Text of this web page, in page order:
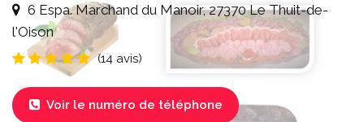
6 Espa. Marchand du Manoir, 27370 Le Thuit-de-
l'Oison
(14 avis)
 Voir le numéro de téléphone